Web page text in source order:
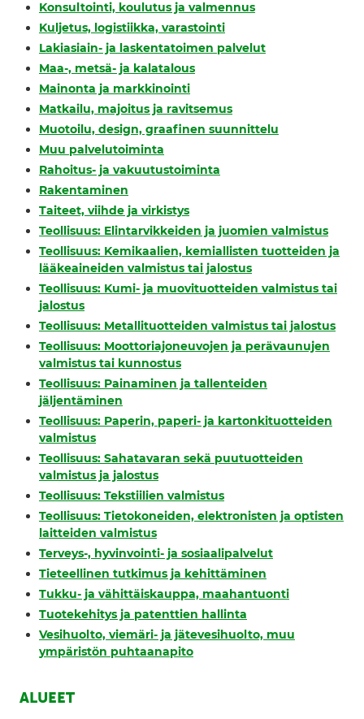
Konsultointi, koulutus ja valmennus
Kuljetus, logistiikka, varastointi
Lakiasiain- ja laskentatoimen palvelut
Maa-, metsä- ja kalatalous
Mainonta ja markkinointi
Matkailu, majoitus ja ravitsemus
Muotoilu, design, graafinen suunnittelu
Muu palvelutoiminta
Rahoitus- ja vakuutustoiminta
Rakentaminen
Taiteet, viihde ja virkistys
Teollisuus: Elintarvikkeiden ja juomien valmistus
Teollisuus: Kemikaalien, kemiallisten tuotteiden ja
lääkeaineiden valmistus tai jalostus
Teollisuus: Kumi- ja muovituotteiden valmistus tai
jalostus
Teollisuus: Metallituotteiden valmistus tai jalostus
Teollisuus: Moottoriajoneuvojen ja perävaunujen
valmistus tai kunnostus
Teollisuus: Painaminen ja tallenteiden
jäljentäminen
Teollisuus: Paperin, paperi- ja kartonkituotteiden
valmistus
Teollisuus: Sahatavaran sekä puutuotteiden
valmistus ja jalostus
Teollisuus: Tekstiilien valmistus
Teollisuus: Tietokoneiden, elektronisten ja optisten
laitteiden valmistus
Terveys-, hyvinvointi- ja sosiaalipalvelut
Tieteellinen tutkimus ja kehittäminen
Tukku- ja vähittäiskauppa, maahantuonti
Tuotekehitys ja patenttien hallinta
Vesihuolto, viemäri- ja jätevesihuolto, muu
ympäristön puhtaanapito
ALUEET